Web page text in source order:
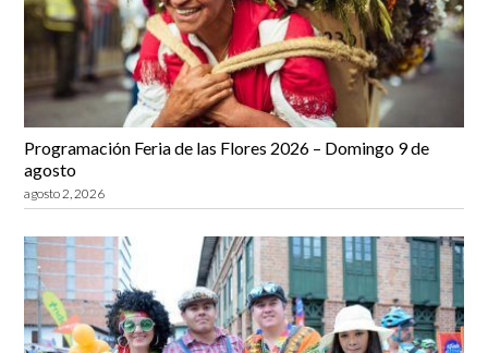
Programación Feria de las Flores 2026 – Domingo 9 de
agosto
agosto 2, 2026